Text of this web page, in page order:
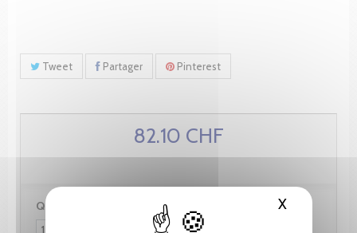
XMasquer
Tweet Partager Pinterest
82.10 CHF
Quantité :